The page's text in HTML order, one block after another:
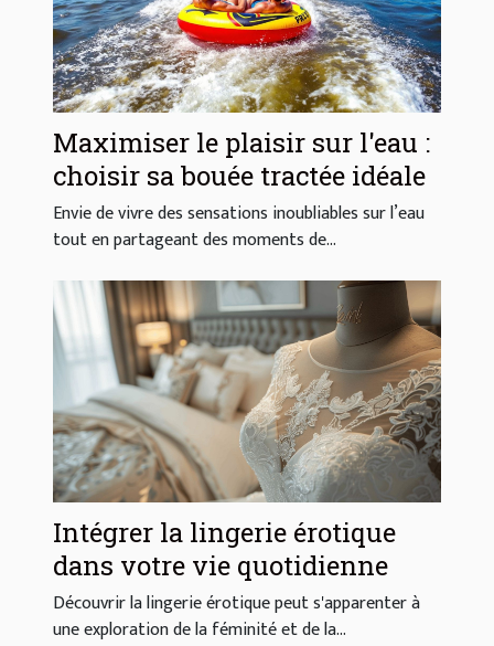
Maximiser le plaisir sur l'eau :
choisir sa bouée tractée idéale
Envie de vivre des sensations inoubliables sur l’eau
tout en partageant des moments de...
Intégrer la lingerie érotique
dans votre vie quotidienne
Découvrir la lingerie érotique peut s'apparenter à
une exploration de la féminité et de la...